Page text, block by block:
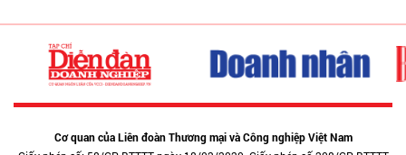
Cơ quan của Liên đoàn Thương mại và Công nghiệp Việt Nam